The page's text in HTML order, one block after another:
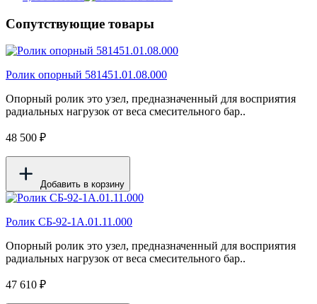
Сопутствующие товары
Ролик опорный 581451.01.08.000
Опорный ролик это узел, предназначенный для восприятия
радиальных нагрузок от веса смесительного бар..
48 500 ₽
Добавить в корзину
Ролик СБ-92-1А.01.11.000
Опорный ролик это узел, предназначенный для восприятия
радиальных нагрузок от веса смесительного бар..
47 610 ₽